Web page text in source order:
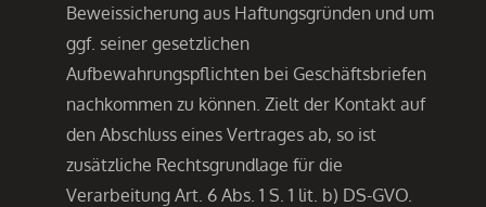
Beweissicherung aus Haftungsgründen und um
ggf. seiner gesetzlichen
Aufbewahrungspflichten bei Geschäftsbriefen
nachkommen zu können. Zielt der Kontakt auf
den Abschluss eines Vertrages ab, so ist
zusätzliche Rechtsgrundlage für die
Verarbeitung Art. 6 Abs. 1 S. 1 lit. b) DS-GVO.